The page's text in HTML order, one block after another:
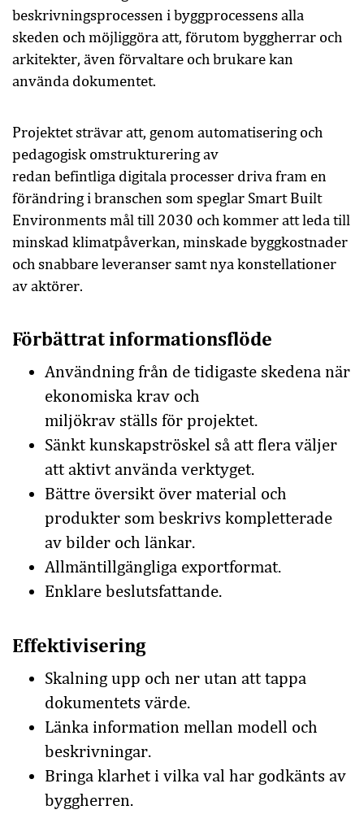
beskrivningsprocessen i byggprocessens alla
skeden och möjliggöra att, förutom byggherrar och
arkitekter, även förvaltare och brukare kan
använda dokumentet.
Projektet strävar att, genom automatisering och
pedagogisk omstrukturering av
redan befintliga digitala processer driva fram en
förändring i branschen som speglar Smart Built
Environments mål till 2030 och kommer att leda till
minskad klimatpåverkan, minskade byggkostnader
och snabbare leveranser samt nya konstellationer
av aktörer.
Förbättrat informationsflöde
Användning från de tidigaste skedena när
ekonomiska krav och
miljökrav ställs för projektet.
Sänkt kunskapströskel så att flera väljer
att aktivt använda verktyget.
Bättre översikt över material och
produkter som beskrivs kompletterade
av bilder och länkar.
Allmäntillgängliga exportformat.
Enklare beslutsfattande.
Effektivisering
Skalning upp och ner utan att tappa
dokumentets värde.
Länka information mellan modell och
beskrivningar.
Bringa klarhet i vilka val har godkänts av
byggherren.